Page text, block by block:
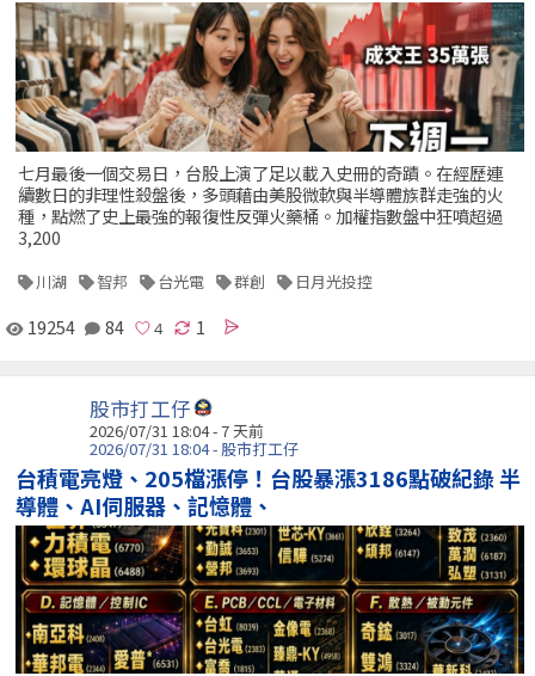
七月最後一個交易日，台股上演了足以載入史冊的奇蹟。在經歷連
續數日的非理性殺盤後，多頭藉由美股微軟與半導體族群走強的火
種，點燃了史上最強的報復性反彈火藥桶。加權指數盤中狂噴超過
3,200
川湖 智邦 台光電 群創 日月光投控
19254 84 1
股市打工仔
2026/07/31 18:04 - 7 天前
2026/07/31 18:04 - 股市打工仔
台積電亮燈、205檔漲停！台股暴漲3186點破紀錄 半
導體、AI伺服器、記憶體、